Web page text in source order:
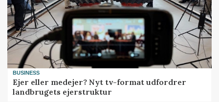
BUSINESS
Ejer eller medejer? Nyt tv-format udfordrer
landbrugets ejerstruktur